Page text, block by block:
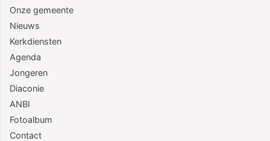
Onze gemeente
Nieuws
Kerkdiensten
Agenda
Jongeren
Diaconie
ANBI
Fotoalbum
Contact